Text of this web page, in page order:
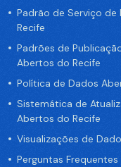
Padrão de Serviço
Recife
Padrões de
Abertos do Recife
Política de Dados
Sistemática de
Abertos do Recife
Visualizações de
Perguntas Frequentes